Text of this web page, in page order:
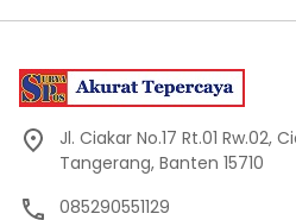
Jl. Ciakar No.17 Rt.01 Rw.02,
Tangerang, Banten 15710
085290551129